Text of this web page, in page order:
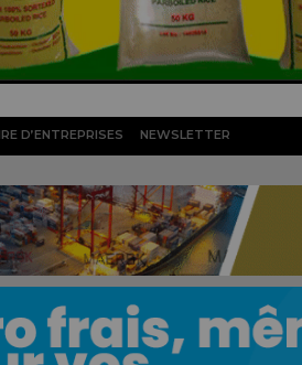
D’ENTREPRISES NEWSLETTER